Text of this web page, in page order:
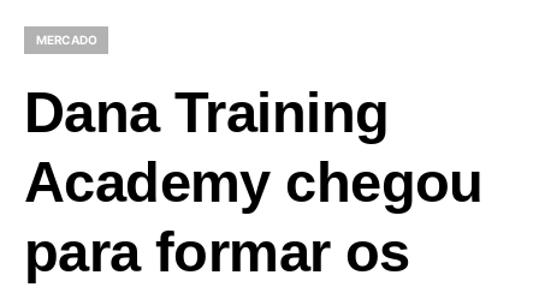
MERCADO
Dana Training
Academy chegou
para formar os